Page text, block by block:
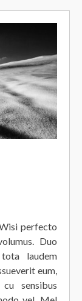
perfecto
Duo
laudem
eum,
sensibus